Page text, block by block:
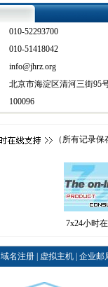
010-52293700
010-51418042
info@jhrz.org
北京市海淀区清河三街95
100096
（所有记录
7x24小时
域名注册 虚拟主机 企业邮